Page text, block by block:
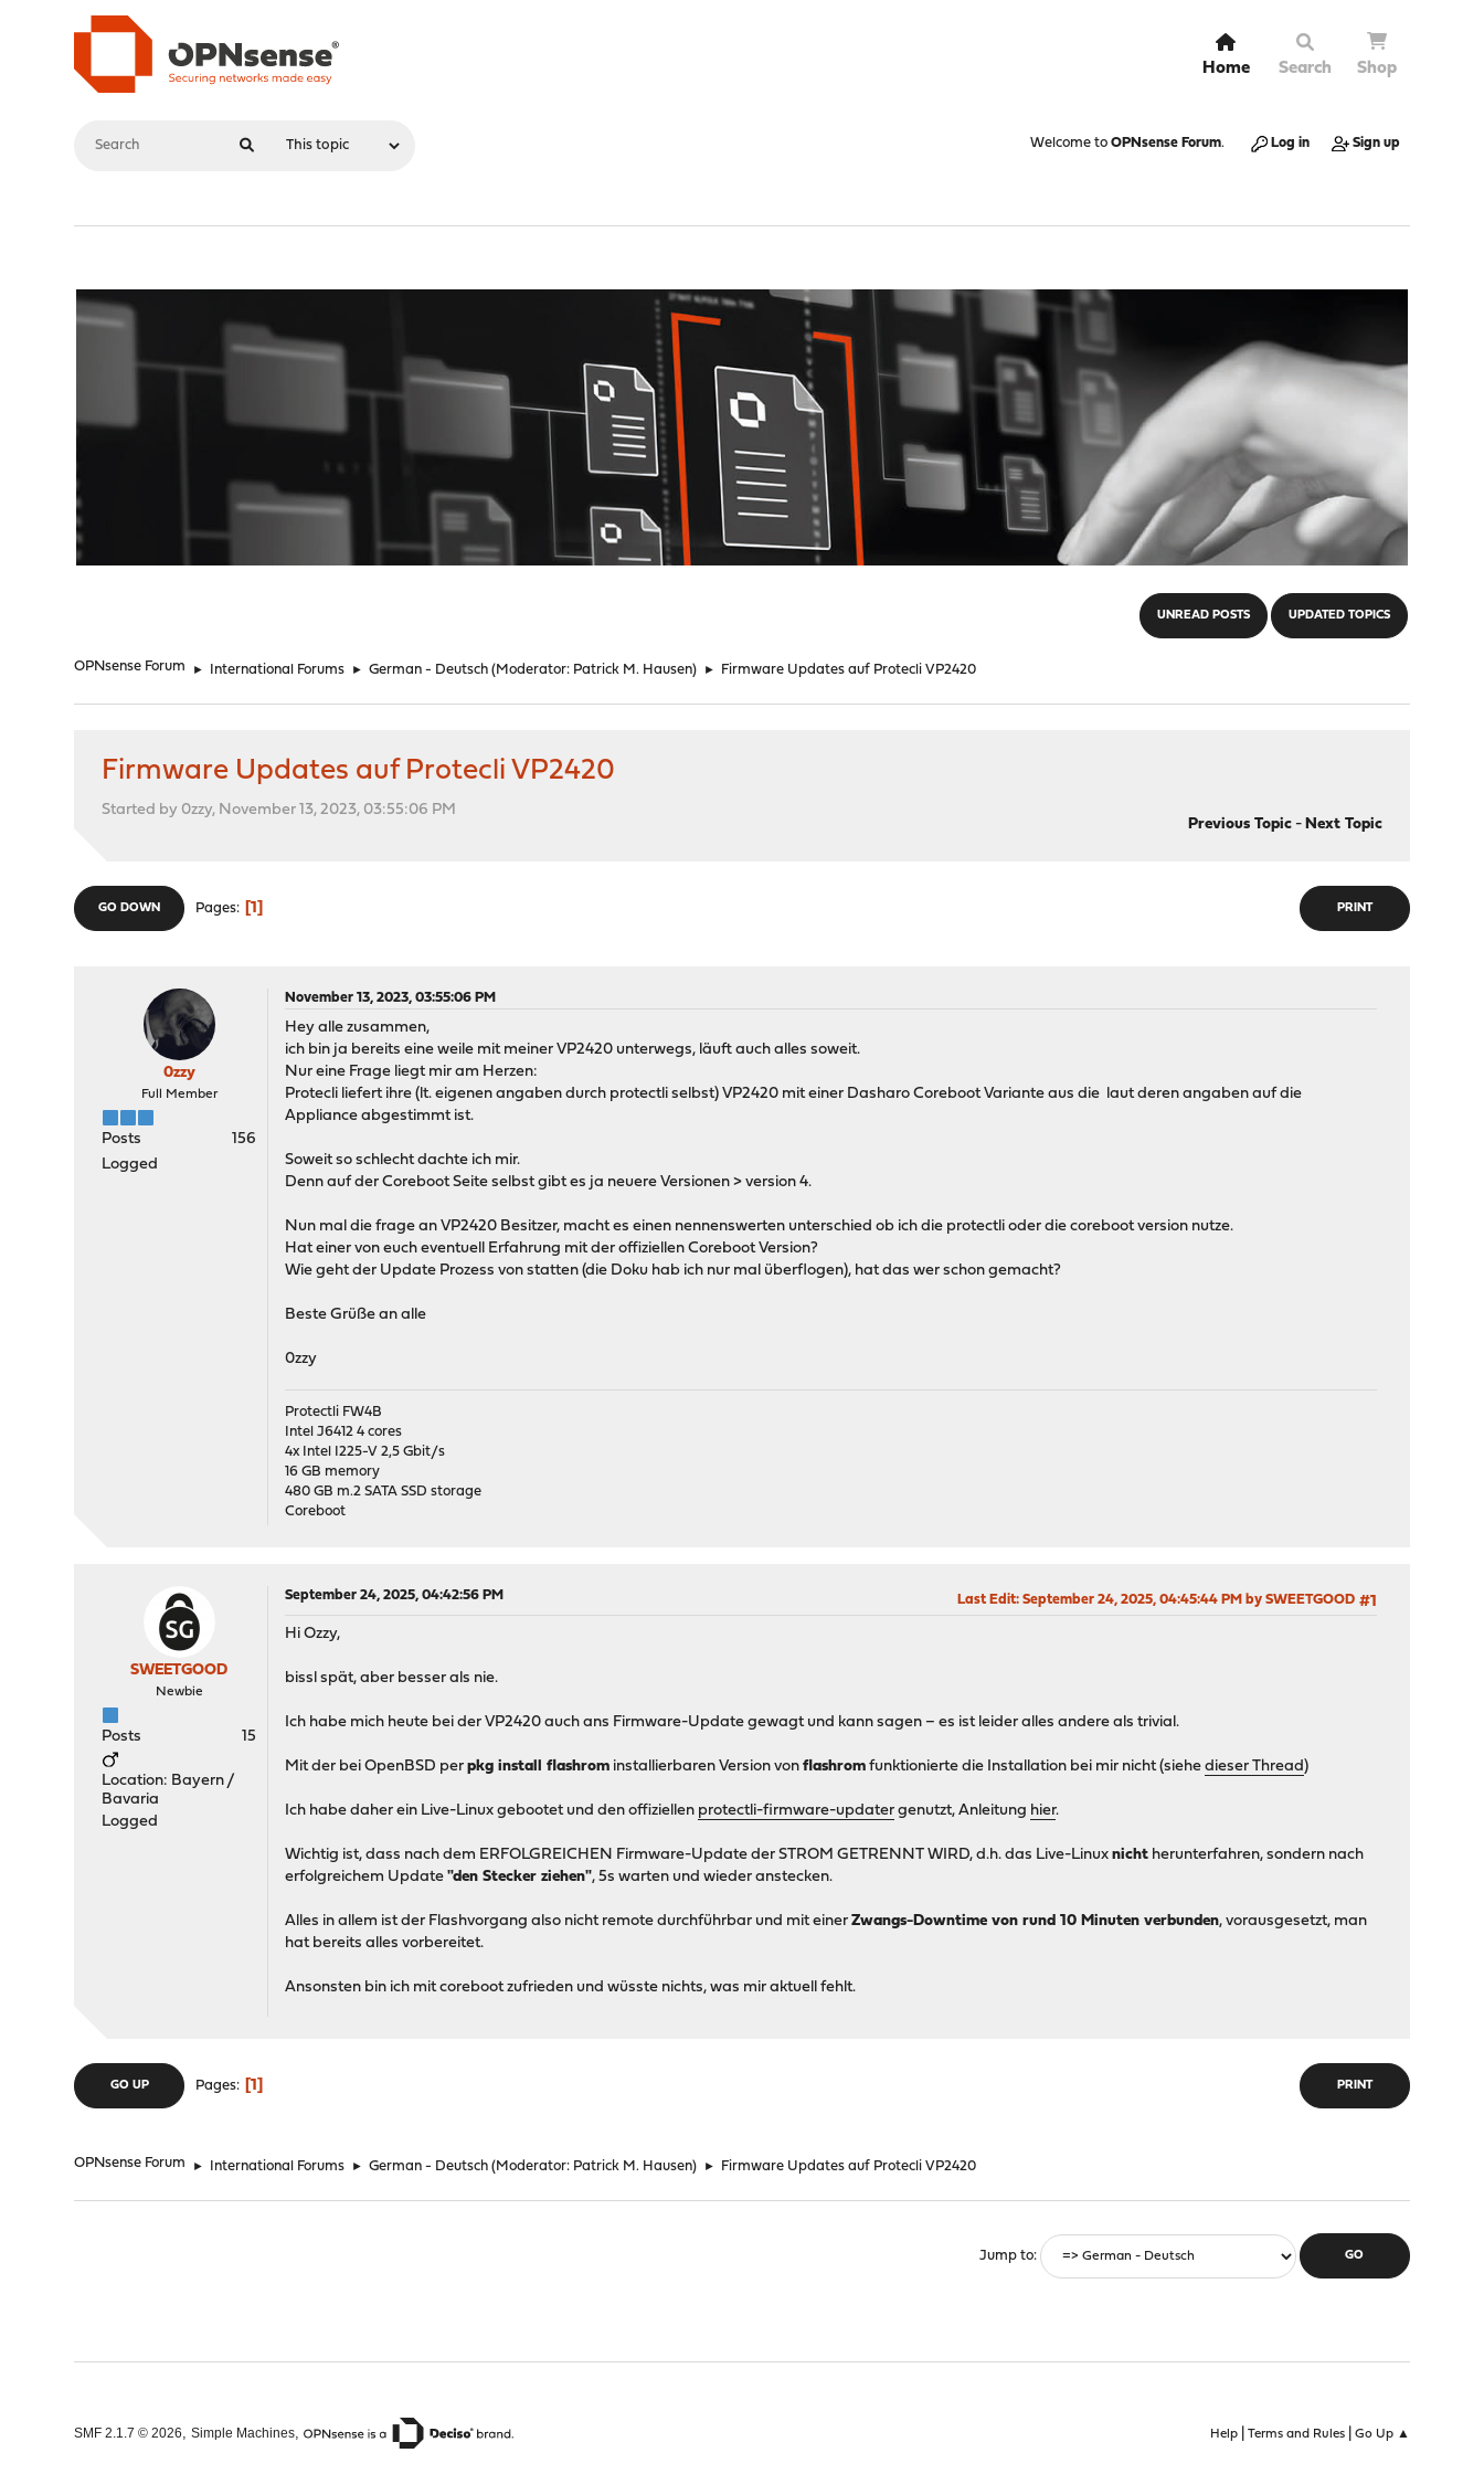
Home Search Shop
Welcome to OPNsense Forum. Log in Sign up
UNREAD POSTS UPDATED TOPICS
OPNsense Forum ► International Forums ► German - Deutsch (Moderator: Patrick M. Hausen) ► Firmware Updates auf Protecli VP2420
Firmware Updates auf Protecli VP2420
Started by 0zzy, November 13, 2023, 03:55:06 PM
Previous Topic- Next Topic
PRINT
GO DOWN Pages 1
0zzy
Full Member
Posts
156
Logged
November 13, 2023, 03:55:06 PM
Hey alle zusammen,
ich bin ja bereits eine weile mit meiner VP2420 unterwegs, läuft auch alles soweit.
Nur eine Frage liegt mir am Herzen:
Protecli liefert ihre (lt. eigenen angaben durch protectli selbst) VP2420 mit einer Dasharo Coreboot Variante aus die laut deren angaben auf die
Appliance abgestimmt ist.
Soweit so schlecht dachte ich mir.
Denn auf der Coreboot Seite selbst gibt es ja neuere Versionen > version 4.
Nun mal die frage an VP2420 Besitzer, macht es einen nennenswerten unterschied ob ich die protectli oder die coreboot version nutze.
Hat einer von euch eventuell Erfahrung mit der offiziellen Coreboot Version?
Wie geht der Update Prozess von statten (die Doku hab ich nur mal überflogen), hat das wer schon gemacht?
Beste Grüße an alle
0zzy
Protectli FW4B
Intel J6412 4 cores
4x Intel I225-V 2,5 Gbit/s
16 GB memory
480 GB m.2 SATA SSD storage
Coreboot
SWEETGOOD
Newbie
Posts 15
Location: Bayern /
Bavaria
Logged
September 24, 2025, 04:42:56 PM #1
Last Edit: September 24, 2025, 04:45:44 PM by SWEETGOOD
Hi Ozzy,
bissl spät, aber besser als nie.
Ich habe mich heute bei der VP2420 auch ans Firmware-Update gewagt und kann sagen – es ist leider alles andere als trivial.
Mit der bei OpenBSD perpkg install flashrom installierbaren Version vonflashrom funktionierte die Installation bei mir nicht (siehedieser Thread)
Ich habe daher ein Live-Linux gebootet und den offiziellen protectli-firmware-updater genutzt, Anleitung hier.
Wichtig ist, dass nach dem ERFOLGREICHEN Firmware-Update der STROM GETRENNT WIRD, d.h. das Live-Linuxnicht herunterfahren, sondern nach
erfolgreichem Update"den Stecker ziehen", 5s warten und wieder anstecken.
Alles in allem ist der Flashvorgang also nicht remote durchführbar und mit einerZwangs-Downtime von rund 10 Minuten verbunden, vorausgesetzt, man
hat bereits alles vorbereitet.
Ansonsten bin ich mit coreboot zufrieden und wüsste nichts, was mir aktuell fehlt.
PRINT
GO UP Pages 1
OPNsense Forum ► International Forums ► German - Deutsch (Moderator: Patrick M. Hausen) ► Firmware Updates auf Protecli VP2420
Jump to
Help| Terms and Rules| Go Up ▲
SMF 2.1.7 © 2026,Simple Machines,